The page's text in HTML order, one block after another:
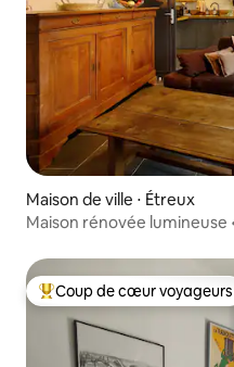
Maison de ville ⋅ Étreux
Maison rénovée lumineuse
Coups de cœur voyageurs
Coup de cœur voyageurs